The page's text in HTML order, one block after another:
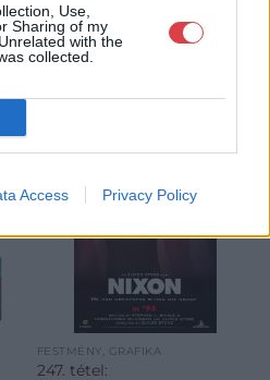
Use,
Sharing of my
with the
collected.
Access Privacy Policy
FESTMÉNY, GRAFIKA
247. tétel: